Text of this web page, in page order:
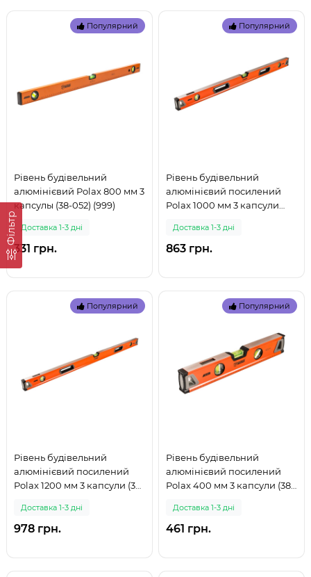
Фільтр
Популярний
Рівень будівельний
алюмінієвий Polax 800 мм 3
капсулы (38-052) (999)
Доставка 1-3 дні
331 грн.
Популярний
Рівень будівельний
алюмінієвий посилений
Polax 1000 мм 3 капсули
Доставка 1-3 дні
863 грн.
Популярний
Рівень будівельний
алюмінієвий посилений
Polax 1200 мм 3 капсули (38-
Доставка 1-3 дні
978 грн.
Популярний
Рівень будівельний
алюмінієвий посилений
Polax 400 мм 3 капсули (38-
Доставка 1-3 дні
461 грн.